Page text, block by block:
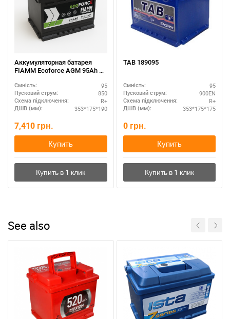
Аккумуляторная батарея
FIAMM Ecoforce AGM 95Ah R+
Ємність: 95
Пусковий струм: 850
Схема підключення: R+
ДШВ (мм): 353*175*190
7,410 грн.
Купить
TAB 189095
Ємність: 95
Пусковий струм: 900EN
Схема підключення: R+
ДШВ (мм): 353*175*175
0 грн.
Купить
See also